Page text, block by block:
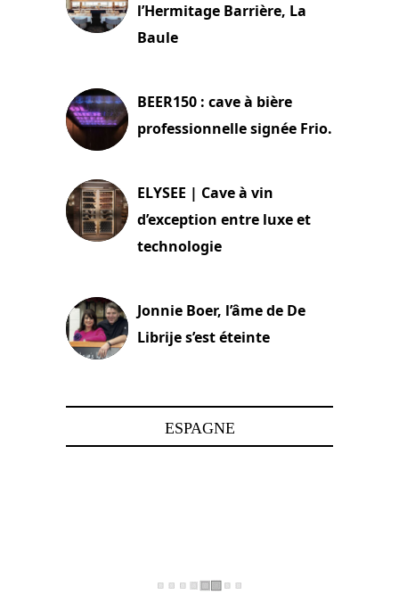
l’Hermitage Barrière, La
Baule
BEER150 : cave à bière
professionnelle signée Frio.
ELYSEE | Cave à vin
d’exception entre luxe et
technologie
Jonnie Boer, l’âme de De
Librije s’est éteinte
ESPAGNE